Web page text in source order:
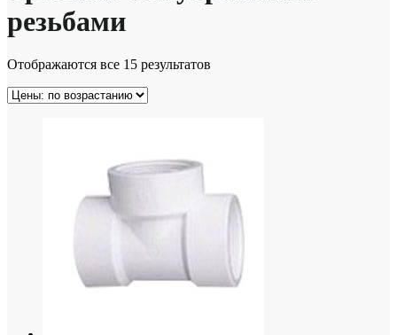
резьбами
Отображаются все 15 результатов